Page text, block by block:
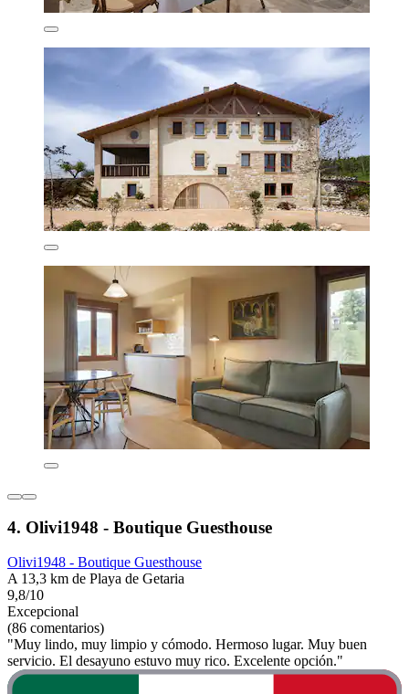
4. Olivi1948 - Boutique Guesthouse
Olivi1948 - Boutique Guesthouse
A 13,3 km de Playa de Getaria
9,8/10
Excepcional
(86 comentarios)
"Muy lindo, muy limpio y cómodo. Hermoso lugar. Muy buen
servicio. El desayuno estuvo muy rico. Excelente opción."